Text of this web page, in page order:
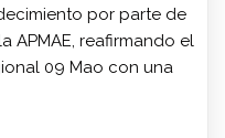
por parte de
APMAE, reafirmando el
09 Mao con una